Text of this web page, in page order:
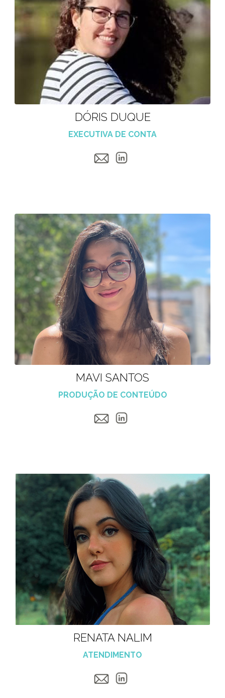
DÓRIS DUQUE
EXECUTIVA DE CONTA
MAVI SANTOS
PRODUÇÃO DE CONTEÚDO
RENATA NALIM
ATENDIMENTO